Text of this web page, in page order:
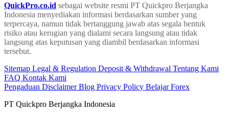
QuickPro.co.id sebagai website resmi PT Quickpro Berjangka
Indonesia menyediakan informasi berdasarkan sumber yang
terpercaya, namun tidak bertanggung jawab atas segala bentuk
risiko atau kerugian yang dialami secara langsung atau tidak
langsung atas keputusan yang diambil berdasarkan informasi
tersebut.
Sitemap Legal & Regulation Deposit & Withdrawal Tentang Kami
FAQ Kontak Kami
Pengaduan DisclaimerBlog Privacy Policy Belajar Forex
PT Quickpro Berjangka Indonesia